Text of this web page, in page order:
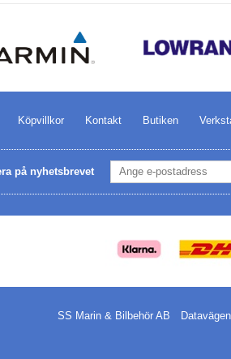
Köpvillkor Kontakt Butiken
på nyhetsbrevet
SS Marin & Bilbehör AB